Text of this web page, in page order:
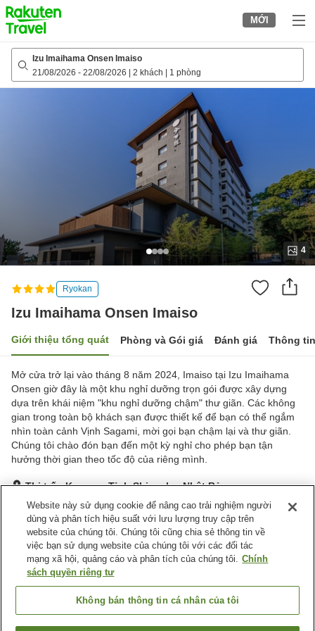
to
top
page
MỚI
Izu Imaihama Onsen Imaiso
21/08/2026 - 22/08/2026 2 khách 1 phòng
4
Ryokan
Izu Imaihama Onsen Imaiso
Giới thiệu tổng quát Phòng và Gói giá Đánh giá Thông
Mở cửa trở lại vào tháng 8 năm 2024, Imaiso tại Izu Imaihama
Onsen giờ đây là một khu nghỉ dưỡng trọn gói được xây dựng
dựa trên khái niệm "khu nghỉ dưỡng chậm" thư giãn. Các không
gian trong toàn bộ khách sạn được thiết kế để bạn có thể ngắm
nhìn toàn cảnh Vịnh Sagami, mời gọi bạn chậm lại và thư giãn.
Chúng tôi chào đón bạn đến một kỳ nghỉ cho phép bạn tận
hưởng thời gian theo tốc độ của riêng mình.
Thị trấn Kawazu, Tỉnh Shizuoka, Nhật Bản
Hiển thị trên bản đồ
Xuất sắc Đánh giá:320lượt
Tiện nghi chỗ nghỉ
Wi-Fi
Cách nhà ga 5 phút đi bộ
Spa / Salon
Website này sử dụng cookie để nâng cao trải nghiệm người
dùng và phân tích hiệu suất với lưu lượng truy cập trên
website của chúng tôi. Chúng tôi cũng chia sẻ thông tin về
việc bạn sử dụng website của chúng tôi với các đối tác
mạng xã hội, quảng cáo và phân tích của chúng tôi. Chính
sách quyền riêng tư
Không bán thông tin cá nhân của tôi